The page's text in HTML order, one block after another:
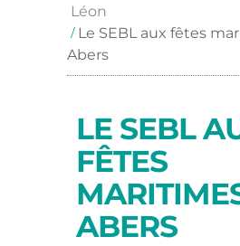
Léon
Le SEBL aux fêtes
Abers
LE SEBL
FÊTES
ABERS